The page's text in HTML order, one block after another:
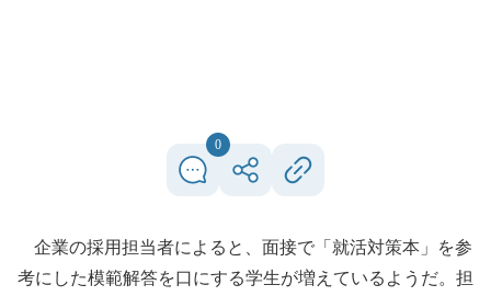
0
企業の採用担当者によると、面接で「就活対策本」を参
考にした模範解答を口にする学生が増えているようだ。担